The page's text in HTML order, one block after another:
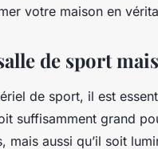
votre maison en
de sport
de sport, il est
suffisamment grand
aussi qu’il soit